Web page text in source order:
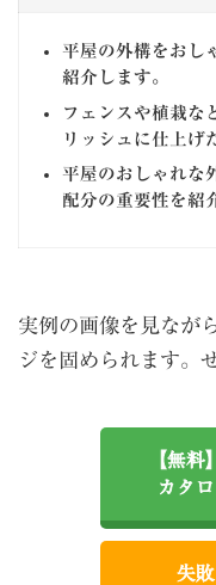
平屋の外構をおし
紹介します。
フェンスや植栽な
リッシュに仕上げ
平屋のおしゃれな
配分の重要性を紹
実例の画像を見なが
ジを固められます。
【無
カタ
失